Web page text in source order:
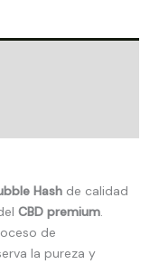
Hashde calidad
CBD premium.
de
la pureza y